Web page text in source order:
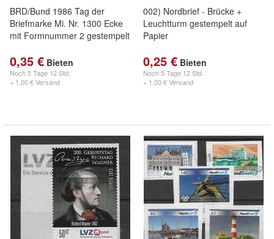
BRD/Bund 1986 Tag der
Briefmarke Mi. Nr. 1300 Ecke
mit Formnummer 2 gestempelt
0,35 € Bieten
Noch5 Tage 12 Std.
+ 1,00 € Versand
002) Nordbrief - Brücke +
Leuchtturm gestempelt auf
Papier
0,25 € Bieten
Noch5 Tage 12 Std.
+ 1,00 € Versand